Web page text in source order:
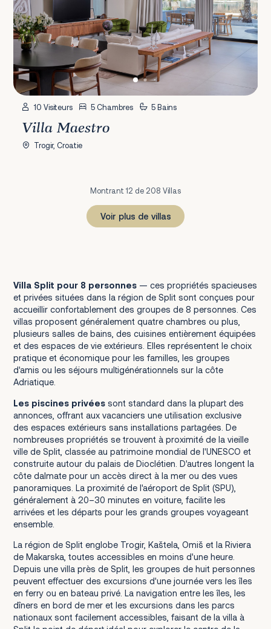
10 Visiteurs 5 Chambres 5 Bains
Villa Maestro
Trogir, Croatie
Montrant 12 de 208 Villas
Voir plus de villas
Villa Split pour 8 personnes— ces propriétés spacieuses
et privées situées dans la région de Split sont conçues pour
accueillir confortablement des groupes de 8 personnes. Ces
villas proposent généralement quatre chambres ou plus,
plusieurs salles de bains, des cuisines entièrement équipées
et des espaces de vie extérieurs. Elles représentent le choix
pratique et économique pour les familles, les groupes
d'amis ou les séjours multigénérationnels sur la côte
Adriatique.
Les piscines privéessont standard dans la plupart des
annonces, offrant aux vacanciers une utilisation exclusive
des espaces extérieurs sans installations partagées. De
nombreuses propriétés se trouvent à proximité de la vieille
ville de Split, classée au patrimoine mondial de l'UNESCO et
construite autour du palais de Dioclétien. D'autres longent la
côte dalmate pour un accès direct à la mer ou des vues
panoramiques. La proximité de l'aéroport de Split (SPU),
généralement à 20–30 minutes en voiture, facilite les
arrivées et les départs pour les grands groupes voyageant
ensemble.
La région de Split englobe Trogir, Kaštela, Omiš et la Riviera
de Makarska, toutes accessibles en moins d'une heure.
Depuis une villa près de Split, les groupes de huit personnes
peuvent effectuer des excursions d'une journée vers les îles
en ferry ou en bateau privé. La navigation entre les îles, les
dîners en bord de mer et les excursions dans les parcs
nationaux sont facilement accessibles, faisant de la villa à